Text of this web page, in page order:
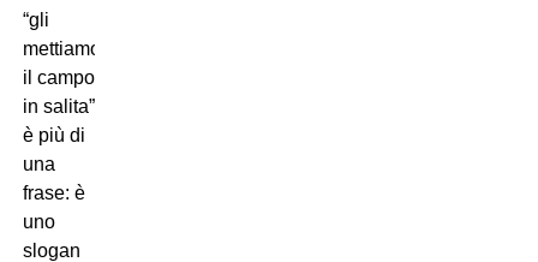
“gli
mettiamo
il campo
in salita”
è più di
una
frase: è
uno
slogan